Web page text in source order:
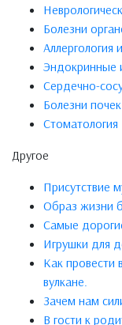
Болезни
Аллергология
Эндокринные
Сердечно-
Болезни
Стоматология
Другое
Присутствие
Образ жизни
Самые
Игрушки для
Как провести
вулкане.
Зачем нам
В гости к